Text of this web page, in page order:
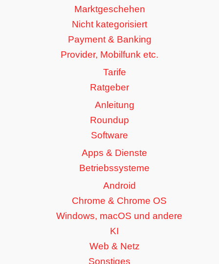
Marktgeschehen
Nicht kategorisiert
Payment & Banking
Provider, Mobilfunk etc.
Tarife
Ratgeber
Anleitung
Roundup
Software
Apps & Dienste
Betriebssysteme
Android
Chrome & Chrome OS
Windows, macOS und andere
KI
Web & Netz
Sonstiges